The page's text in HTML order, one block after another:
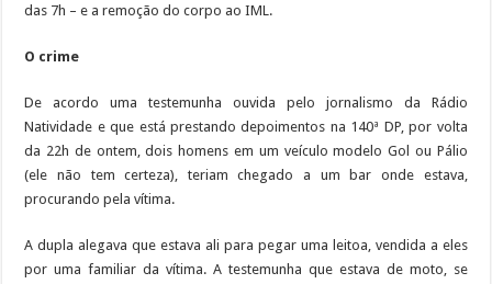
das 7h – e a remoção do corpo ao IML.
O crime
De acordo uma testemunha ouvida pelo jornalismo da Rádio
Natividade e que está prestando depoimentos na 140ª DP, por volta
da 22h de ontem, dois homens em um veículo modelo Gol ou Pálio
(ele não tem certeza), teriam chegado a um bar onde estava,
procurando pela vítima.
A dupla alegava que estava ali para pegar uma leitoa, vendida a eles
por uma familiar da vítima. A testemunha que estava de moto, se